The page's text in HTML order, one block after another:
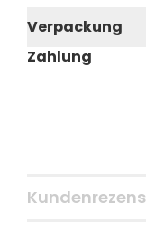
Verpackung
Zahlung